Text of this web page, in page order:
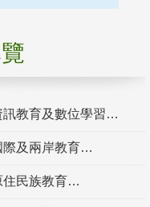
訊教育及數位學習
際及兩岸教育
住民族教育